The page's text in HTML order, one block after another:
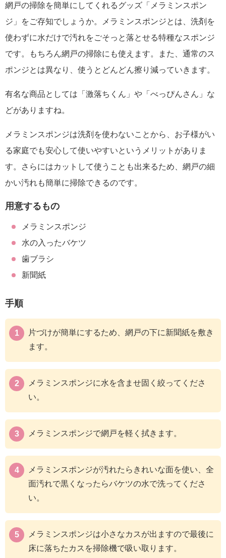
網戸の掃除を簡単にしてくれるグッズ「メラミンスポン
ジ」をご存知でしょうか。メラミンスポンジとは、洗剤を
使わずに水だけで汚れをごそっと落とせる特種なスポンジ
です。もちろん網戸の掃除にも使えます。また、通常のス
ポンジとは異なり、使うとどんどん擦り減っていきます。
有名な商品としては「激落ちくん」や「べっぴんさん」な
どがありますね。
メラミンスポンジは洗剤を使わないことから、お子様がい
る家庭でも安心して使いやすいというメリットがありま
す。さらにはカットして使うことも出来るため、網戸の細
かい汚れも簡単に掃除できるのです。
用意するもの
メラミンスポンジ
水の入ったバケツ
歯ブラシ
新聞紙
手順
片づけが簡単にするため、網戸の下に新聞紙を敷き
ます。
メラミンスポンジに水を含ませ固く絞ってくださ
い。
メラミンスポンジで網戸を軽く拭きます。
メラミンスポンジが汚れたらきれいな面を使い、全
面汚れで黒くなったらバケツの水で洗ってくださ
い。
メラミンスポンジは小さなカスが出ますので最後に
床に落ちたカスを掃除機で吸い取ります。